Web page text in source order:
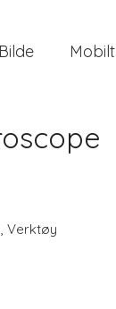
Mobilt
, Verktøy